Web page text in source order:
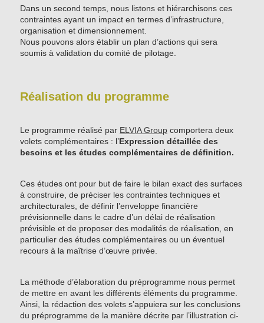
Dans un second temps, nous listons et hiérarchisons ces
contraintes ayant un impact en termes d’infrastructure,
organisation et dimensionnement.
Nous pouvons alors établir un plan d’actions qui sera
soumis à validation du comité de pilotage.
Réalisation du programme
Le programme réalisé par ELVIA Group comportera deux
volets complémentaires : l’Expression détaillée des
besoins et les études complémentaires de définition.
Ces études ont pour but de faire le bilan exact des surfaces
à construire, de préciser les contraintes techniques et
architecturales, de définir l’enveloppe financière
prévisionnelle dans le cadre d’un délai de réalisation
prévisible et de proposer des modalités de réalisation, en
particulier des études complémentaires ou un éventuel
recours à la maîtrise d’œuvre privée.
La méthode d’élaboration du préprogramme nous permet
de mettre en avant les différents éléments du programme.
Ainsi, la rédaction des volets s’appuiera sur les conclusions
du préprogramme de la manière décrite par l’illustration ci-